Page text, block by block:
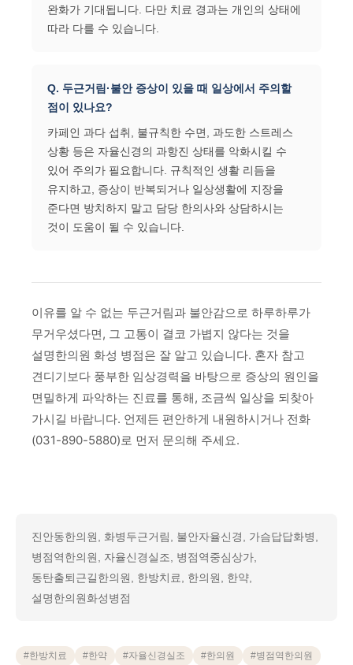
완화가 기대됩니다. 다만 치료 경과는 개인의 상태에
따라 다를 수 있습니다.
Q. 두근거림·불안 증상이 있을 때 일상에서 주의할
점이 있나요?
카페인 과다 섭취, 불규칙한 수면, 과도한 스트레스
상황 등은 자율신경의 과항진 상태를 악화시킬 수
있어 주의가 필요합니다. 규칙적인 생활 리듬을
유지하고, 증상이 반복되거나 일상생활에 지장을
준다면 방치하지 말고 담당 한의사와 상담하시는
것이 도움이 될 수 있습니다.
이유를 알 수 없는 두근거림과 불안감으로 하루하루가
무거우셨다면, 그 고통이 결코 가볍지 않다는 것을
설명한의원 화성 병점은 잘 알고 있습니다. 혼자 참고
견디기보다 풍부한 임상경력을 바탕으로 증상의 원인을
면밀하게 파악하는 진료를 통해, 조금씩 일상을 되찾아
가시길 바랍니다. 언제든 편안하게 내원하시거나 전화
(031-890-5880)로 먼저 문의해 주세요.
진안동한의원, 화병두근거림, 불안자율신경, 가슴답답화병,
병점역한의원, 자율신경실조, 병점역중심상가,
동탄출퇴근길한의원, 한방치료, 한의원, 한약,
설명한의원화성병점
#한방치료 #한약 #자율신경실조 #한의원 #병점역한의원